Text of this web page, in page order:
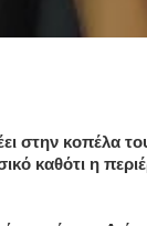
στην κοπέλα
καθότι η